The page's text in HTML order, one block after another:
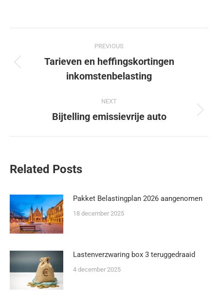
PREVIOUS
Tarieven en heffingskortingen
inkomstenbelasting
NEXT
Bijtelling emissievrije auto
Related Posts
Pakket Belastingplan 2026 aangenomen
18 december 2025
Lastenverzwaring box 3 teruggedraaid
4 december 2025